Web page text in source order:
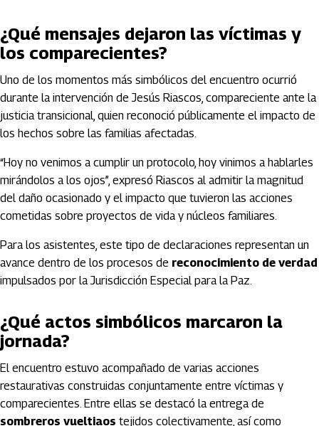
¿Qué mensajes dejaron las víctimas y
los comparecientes?
Uno de los momentos más simbólicos del encuentro ocurrió
durante la intervención deJesús Riascos, compareciente ante la
justicia transicional, quien reconoció públicamente el impacto de
los hechos sobre las familias afectadas.
“Hoy no venimos a cumplir un protocolo, hoy vinimos a hablarles
mirándolos a los ojos”, expresó Riascos al admitir la magnitud
del daño ocasionado y el impacto que tuvieron las acciones
cometidas sobre proyectos de vida y núcleos familiares.
Para los asistentes, este tipo de declaraciones representan un
avance dentro de los procesos de reconocimiento de verdad
impulsados por laJurisdicción Especial para la Paz.
¿Qué actos simbólicos marcaron la
jornada?
El encuentro estuvo acompañado de varias acciones
restaurativas construidas conjuntamente entre víctimas y
comparecientes. Entre ellas se destacó la entrega de
sombreros vueltiaos tejidos colectivamente, así como